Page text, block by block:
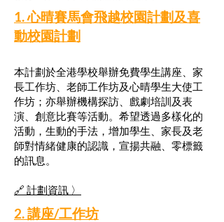
1. 心晴賽馬會飛越校園計劃及喜
動校園計劃
本計劃於全港學校舉辦免費學生講座、家
長工作坊、老師工作坊及心晴學生大使工
作坊；亦舉辦機構探訪、戲劇培訓及表
演、創意比賽等活動。希望透過多樣化的
活動，生動的手法，增加學生、家長及老
師對情緒健康的認識，宣揚共融、零標籤
的訊息。
🔗 計劃資訊 〉
2. 講座/工作坊